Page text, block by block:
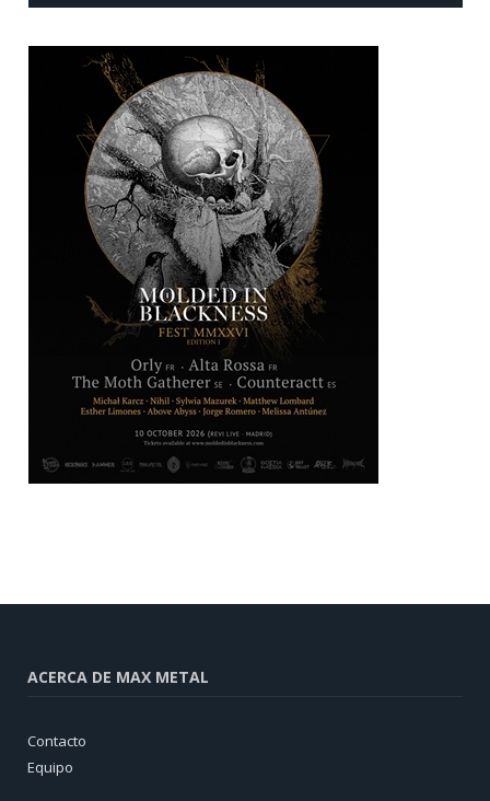
ACERCA DE MAX METAL
Contacto
Equipo